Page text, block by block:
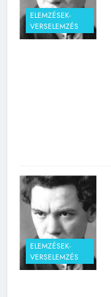
ELEMZÉSEK-
VERSELEMZÉS
ELEMZÉSEK-
VERSELEMZÉS
241
243
244